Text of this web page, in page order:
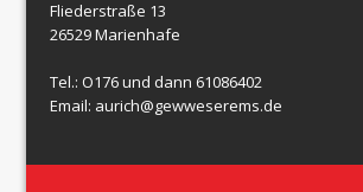
Fliederstraße 13
26529 Marienhafe
Tel.: O176 und dann 61086402
Email: aurich@gewweserems.de